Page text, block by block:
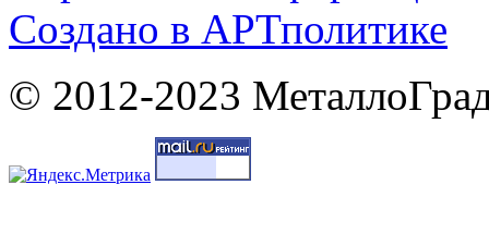
Cоздано в АРТполитике
© 2012-2023